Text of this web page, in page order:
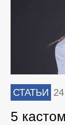
СТАТЬИ
5